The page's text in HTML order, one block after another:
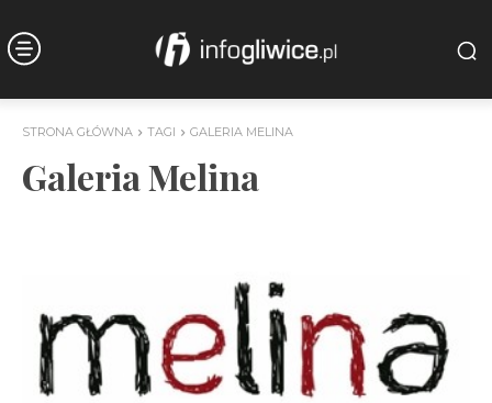
STRONA GŁÓWNA TAGI GALERIA MELINA
Galeria Melina